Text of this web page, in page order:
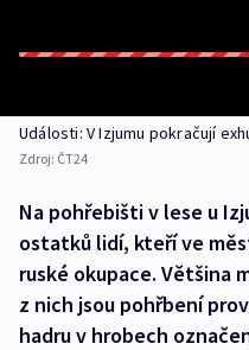
Události: V Izjumu pokračují
Zdroj: ČT24
Na pohřebišti v lese u
ostatků lidí, kteří ve
ruské okupace. Většina
z nich jsou pohřbení
hadru v hrobech